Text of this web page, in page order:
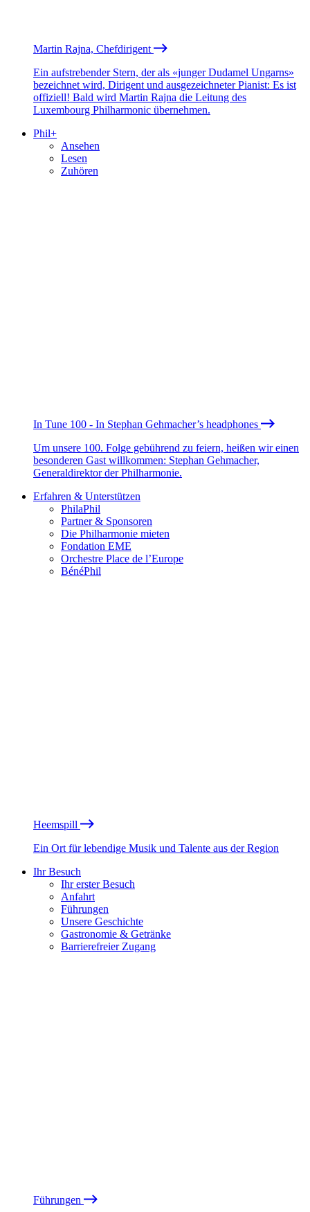
Martin Rajna, Chefdirigent
Ein aufstrebender Stern, der als «junger Dudamel Ungarns»
bezeichnet wird, Dirigent und ausgezeichneter Pianist: Es ist
offiziell! Bald wird Martin Rajna die Leitung des
Luxembourg Philharmonic übernehmen.
Phil+
Ansehen
Lesen
Zuhören
In Tune 100 - In Stephan Gehmacher’s headphones
Um unsere 100. Folge gebührend zu feiern, heißen wir einen
besonderen Gast willkommen: Stephan Gehmacher,
Generaldirektor der Philharmonie.
Erfahren & Unterstützen
PhilaPhil
Partner & Sponsoren
Die Philharmonie mieten
Fondation EME
Orchestre Place de l’Europe
BénéPhil
Heemspill
Ein Ort für lebendige Musik und Talente aus der Region
Ihr Besuch
Ihr erster Besuch
Anfahrt
Führungen
Unsere Geschichte
Gastronomie & Getränke
Barrierefreier Zugang
Führungen